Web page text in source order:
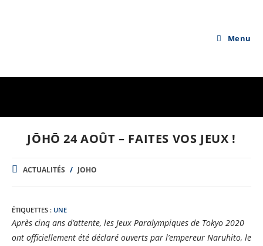
Menu
JŌHŌ 24 AOÛT – FAITES VOS JEUX !
POST
CATEGORY:
ACTUALITÉS / JOHO
ÉTIQUETTES : UNE
Après cinq ans d’attente, les Jeux Paralympiques de Tokyo 2020
ont officiellement été déclaré ouverts par l’empereur Naruhito, le